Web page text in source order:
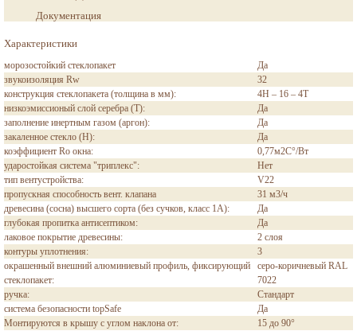
Документация
Характеристики
морозостойкий стеклопакет
Да
звукоизоляция Rw
32
конструкция стеклопакета (толщина в мм):
4H – 16 – 4T
низкоэмиссионый слой серебра (T):
Да
заполнение инертным газом (аргон):
Да
закаленное стекло (H):
Да
коэффициент Ro окна:
0,77м2С°/Вт
ударостойкая система "триплекс":
Нет
тип вентустройства:
V22
пропускная способность вент. клапана
31 м3/ч
древесина (сосна) высшего сорта (без сучков, класс 1А):
Да
глубокая пропитка антисептиком:
Да
лаковое покрытие древесины:
2 слоя
контуры уплотнения:
3
окрашенный внешний алюминиевый профиль, фиксирующий
стеклопакет:
серо-коричневый RAL
7022
ручка:
Стандарт
система безопасности topSafe
Да
Монтируются в крышу с углом наклона от:
15 до 90°